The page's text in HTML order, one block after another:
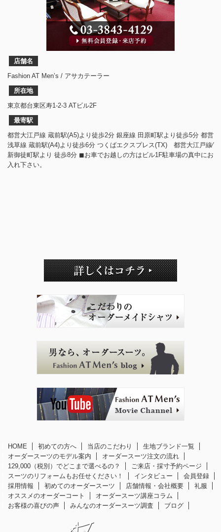
店舗名
Fashion AT Men’s / アサカテーラー
所在地
東京都台東区寿1-2-3 ATビル2F
最寄駅
都営大江戸線 蔵前駅(A5)より徒歩2分 銀座線 田原町駅より徒歩5分 都営
浅草線 蔵前駅(A4)より徒歩6分 つくばエクスプレス(TX) 都営大江戸線⁄
新御徒町駅より 徒歩8分 ◼︎お車でお越しの方はビル1F駐車場の真中にお
入れ下さい。
HOME 初めての方へ 当店のこだわり
生地ブランド一覧
オーダースーツのモデル案内
オーダースーツ注文の流れ
129,000（税別）でどこまで選べるの？
ご来店・採寸予約ページ
スーツのリフォームもお任せください！
インタビュー
会員登録
採用情報
初めてのオーダースーツ 店舗情報・会社概要
礼服
オススメのオーダーコート
オーダースーツ講座コラム
お客様の喜びの声
みんなのオーダースーツ調査 ブログ